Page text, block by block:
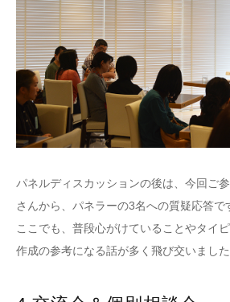
パネルディスカッションの後は、今回ご
さんから、パネラーの3名への質疑応答で
ここでも、普段心がけていることやタイ
作成の参考になる話が多く飛び交いました